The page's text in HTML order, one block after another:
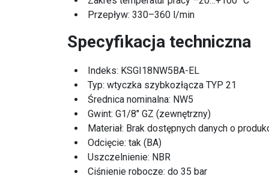
Przepływ: 330–360 l/min
Specyfikacja techniczna
Indeks: KSGI18NW5BA-EL
Typ: wtyczka szybkozłącza TYP 21
Średnica nominalna: NW5
Gwint: G1/8" GZ (zewnętrzny)
Materiał: Brak dostępnych danych o
Odcięcie: tak (BA)
Uszczelnienie: NBR
Ciśnienie robocze: do 35 bar